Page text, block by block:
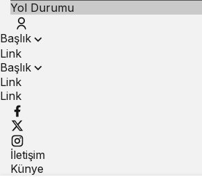
Yol Durumu
Başlık
Link
Başlık
Link
Link
İletişim
Künye